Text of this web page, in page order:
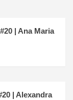
| Ana Maria
| Alexandra